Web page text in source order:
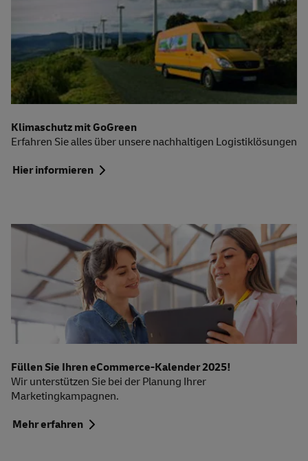
Klimaschutz mit GoGreen
Erfahren Sie alles über unsere nachhaltigen Logistiklösungen
Hier informieren
Füllen Sie Ihren eCommerce-Kalender 2025!
Wir unterstützen Sie bei der Planung Ihrer
Marketingkampagnen.
Mehr erfahren